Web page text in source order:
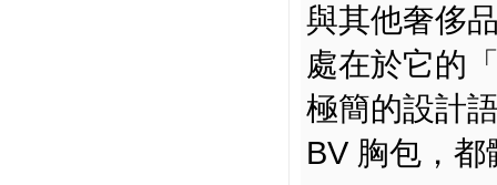
與其他奢侈
處在於它的
極簡的設計
BV 胸包，